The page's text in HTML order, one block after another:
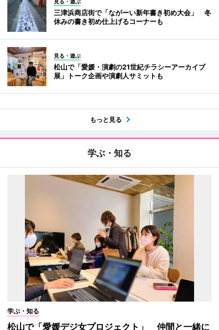
見る・遊ぶ
三津浜商店街で「ながーい新年書き初め大会」 冬
休みの書き初め仕上げるコーナーも
見る・遊ぶ
松山で「愛媛・演劇の21世紀チラシーアーカイブ
展」トーク企画や演劇人サミットも
もっと見る
学ぶ・知る
学ぶ・知る
松山で「愛媛デジ女プロジェクト」 仲間と一緒に